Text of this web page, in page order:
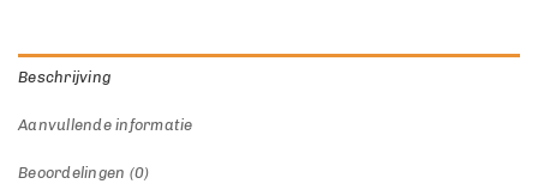
Beschrijving
Aanvullende informatie
Beoordelingen (0)